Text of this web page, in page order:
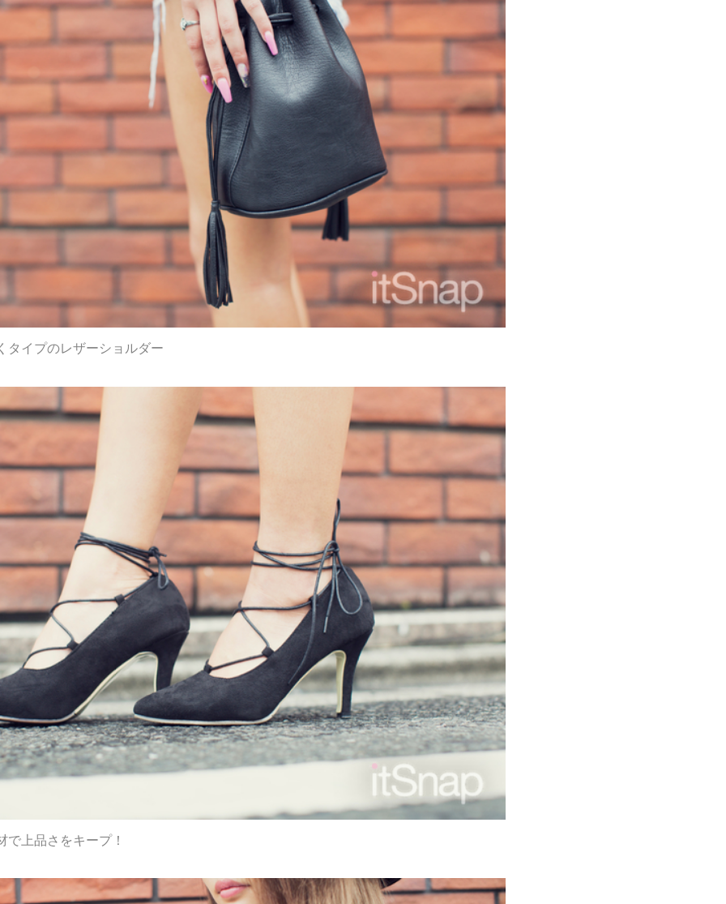
タイプのレザーショルダー
で上品さをキープ！